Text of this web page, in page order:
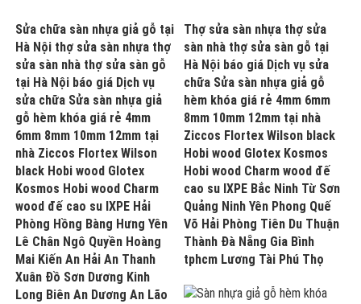
Sửa chữa sàn nhựa giả gỗ tại
Hà Nội thợ sửa sàn nhựa thợ
sửa sàn nhà thợ sửa sàn gỗ
tại Hà Nội báo giá Dịch vụ
sửa chữa Sửa sàn nhựa giả
gỗ hèm khóa giá rẻ 4mm
6mm 8mm 10mm 12mm tại
nhà Ziccos Flortex Wilson
black Hobi wood Glotex
Kosmos Hobi wood Charm
wood đế cao su IXPE Hải
Phòng Hồng Bàng Hưng Yên
Lê Chân Ngô Quyền Hoàng
Mai Kiến An Hải An Thanh
Xuân Đồ Sơn Dương Kinh
Long Biên An Dương An Lão
Thợ sửa sàn nhựa thợ sửa
sàn nhà thợ sửa sàn gỗ tại
Hà Nội báo giá Dịch vụ sửa
chữa Sửa sàn nhựa giả gỗ
hèm khóa giá rẻ 4mm 6mm
8mm 10mm 12mm tại nhà
Ziccos Flortex Wilson black
Hobi wood Glotex Kosmos
Hobi wood Charm wood đế
cao su IXPE Bắc Ninh Từ Sơn
Quảng Ninh Yên Phong Quế
Võ Hải Phòng Tiên Du Thuận
Thành Đà Nẵng Gia Bình
tphcm Lương Tài Phú Thọ